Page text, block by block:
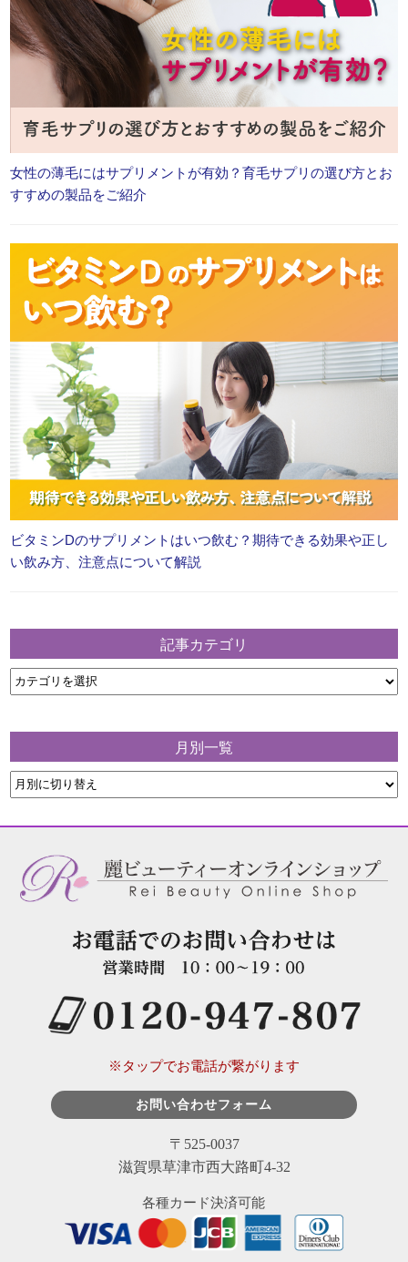
女性の薄毛にはサプリメントが有効？育毛サプリの選び方とお
すすめの製品をご紹介
ビタミンDのサプリメントはいつ飲む？期待できる効果や正し
い飲み方、注意点について解説
記事カテゴリ
月別一覧
※タップでお電話が繋がります
お問い合わせフォーム
〒525-0037
滋賀県草津市西大路町4-32
各種カード決済可能